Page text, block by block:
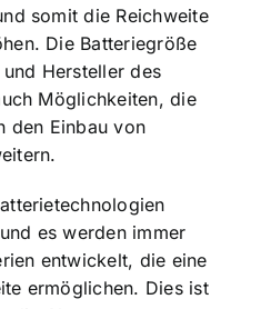
somit die Reichweite
Die Batteriegröße
Hersteller des
Möglichkeiten, die
den Einbau von
es werden immer
entwickelt, die eine
ermöglichen. Dies ist